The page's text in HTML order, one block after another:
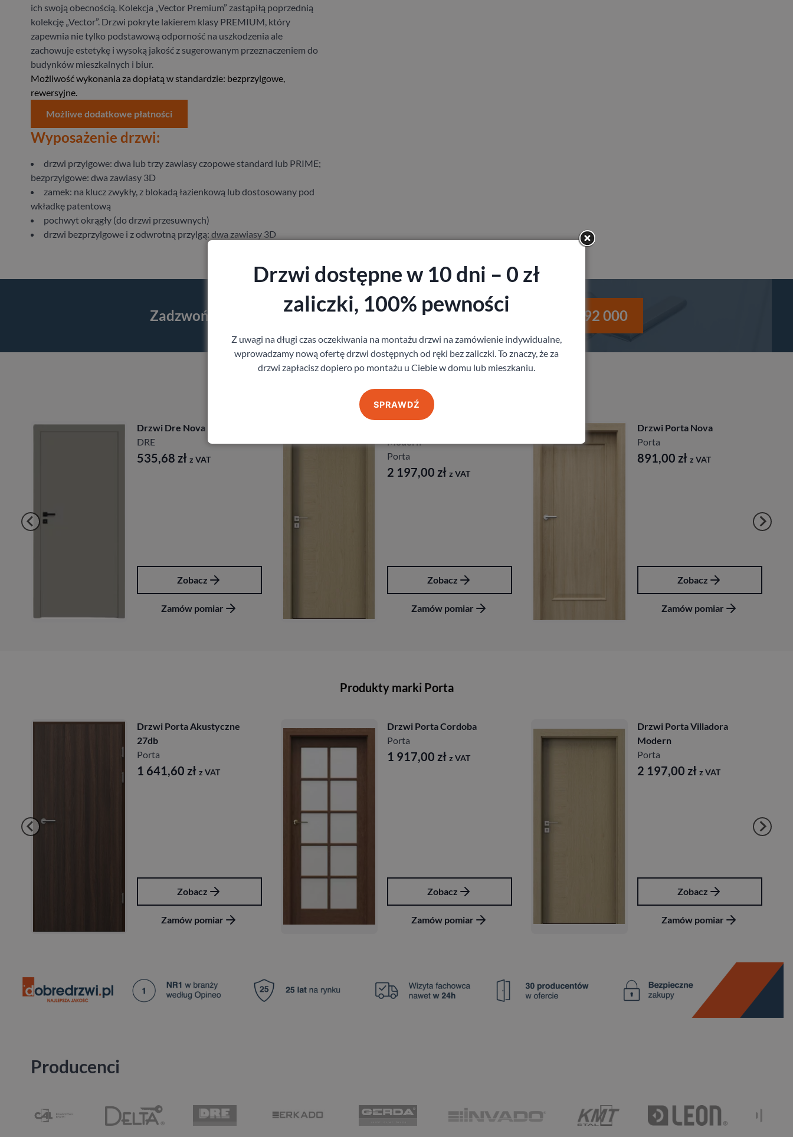
ich swoją obecnością. Kolekcja „Vector Premium” zastąpiłą poprzednią
kolekcję „Vector”. Drzwi pokryte lakierem klasy PREMIUM, który
zapewnia nie tylko podstawową odporność na uszkodzenia ale
zachowuje estetykę i wysoką jakość z sugerowanym przeznaczeniem do
budynków mieszkalnych i biur.
Możliwość wykonania za dopłatą w standardzie: bezprzylgowe,
rewersyjne.
Możliwe dodatkowe płatności
Wyposażenie drzwi:
drzwi przylgowe: dwa lub trzy zawiasy czopowe standard lub PRIME;
bezprzylgowe: dwa zawiasy 3D
zamek: na klucz zwykły, z blokadą łazienkową lub dostosowany pod
wkładkę patentową
pochwyt okrągły (do drzwi przesuwnych)
drzwi bezprzylgowe i z odwrotną przylgą: dwa zawiasy 3D
Zadzwoń i skorzystaj z pomocy Doradcy przy wyborze drzwi 530 992 000
Produkty z kategorii Drzwi przesuwne
Drzwi Dre Nova 10
DRE
535,68 zł z VAT
Zobacz
Zamów pomiar
Modern
Porta
2 197,00 zł z VAT
Zobacz
Zamów pomiar
Drzwi Porta Nova
Porta
891,00 zł z VAT
Zobacz
Zamów pomiar
Produkty marki Porta
Drzwi Porta Akustyczne
27db
Porta
1 641,60 zł z VAT
Zobacz
Zamów pomiar
Drzwi Porta Cordoba
Porta
1 917,00 zł z VAT
Zobacz
Zamów pomiar
Drzwi Porta Villadora
Modern
Porta
2 197,00 zł z VAT
Zobacz
Zamów pomiar
Producenci
Drzwi dostępne w 10 dni – 0 zł
zaliczki, 100% pewności
Z uwagi na długi czas oczekiwania na montażu drzwi na zamówienie indywidualne,
wprowadzamy nową ofertę drzwi dostępnych od ręki bez zaliczki. To znaczy, że za
drzwi zapłacisz dopiero po montażu u Ciebie w domu lub mieszkaniu.
SPRAWDŹ